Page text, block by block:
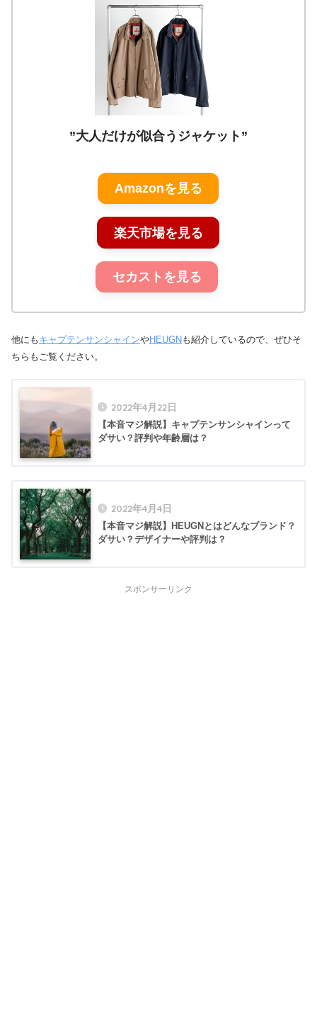
”大人だけが似合うジャケット”
Amazonを見る
楽天市場を見る
セカストを見る
他にも キャプテンサンシャインやHEUGNも紹介しているので、ぜひそ
ちらもご覧ください。
2022年4月22日
【本音マジ解説】キャプテンサンシャインって
ダサい？評判や年齢層は？
2022年4月4日
【本音マジ解説】HEUGNとはどんなブランド？
ダサい？デザイナーや評判は？
スポンサーリンク